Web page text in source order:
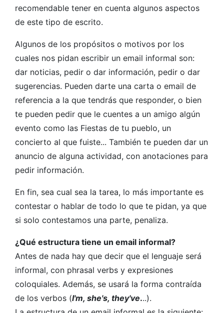
recomendable tener en cuenta algunos aspectos
de este tipo de escrito.
Algunos de los propósitos o motivos por los
cuales nos pidan escribir un email informal son:
dar noticias, pedir o dar información, pedir o dar
sugerencias. Pueden darte una carta o email de
referencia a la que tendrás que responder, o bien
te pueden pedir que le cuentes a un amigo algún
evento como las Fiestas de tu pueblo, un
concierto al que fuiste... También te pueden dar un
anuncio de alguna actividad, con anotaciones para
pedir información.
En fin, sea cual sea la tarea, lo más importante es
contestar o hablar de todo lo que te pidan, ya que
si solo contestamos una parte, penaliza.
¿Qué estructura tiene un email informal?
Antes de nada hay que decir que el lenguaje será
informal, con phrasal verbs y expresiones
coloquiales. Además, se usará la forma contraída
de los verbos (I'm, she's, they've...).